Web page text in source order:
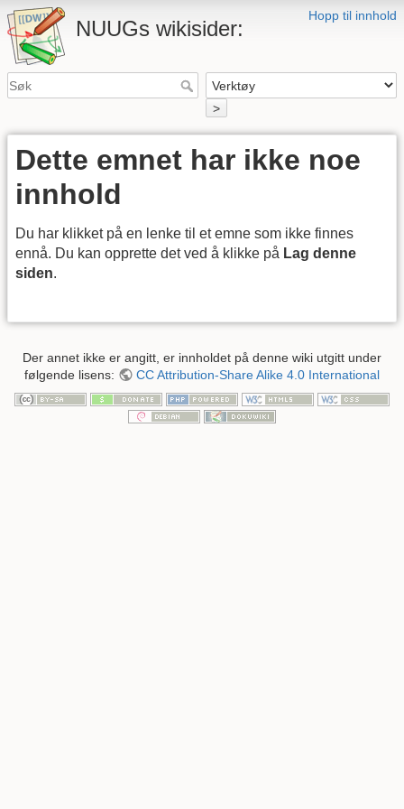
Hopp til innhold
NUUGs wikisider:
>
Dette emnet har ikke noe
innhold
Du har klikket på en lenke til et emne som ikke finnes
ennå. Du kan opprette det ved å klikke på Lag denne
siden.
Der annet ikke er angitt, er innholdet på denne wiki utgitt under
følgende lisens:
CC Attribution-Share Alike 4.0 International